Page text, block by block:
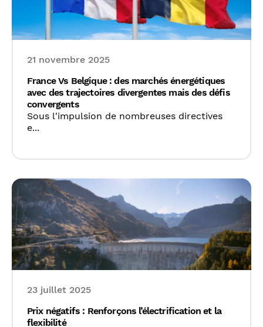
21 novembre 2025
France Vs Belgique : des marchés énergétiques
avec des trajectoires divergentes mais des défis
convergents
Sous l'impulsion de nombreuses directives
e...
23 juillet 2025
Prix négatifs : Renforçons l’électrification et la
flexibilité